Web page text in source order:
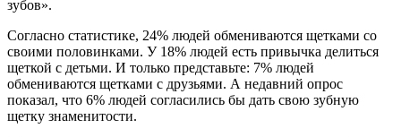
зубов».
Согласно статистике, 24% людей обмениваются щетками со
своими половинками. У 18% людей есть привычка делиться
щеткой с детьми. И только представьте: 7% людей
обмениваются щетками с друзьями. А недавний опрос
показал, что 6% людей согласились бы дать свою зубную
щетку знаменитости.